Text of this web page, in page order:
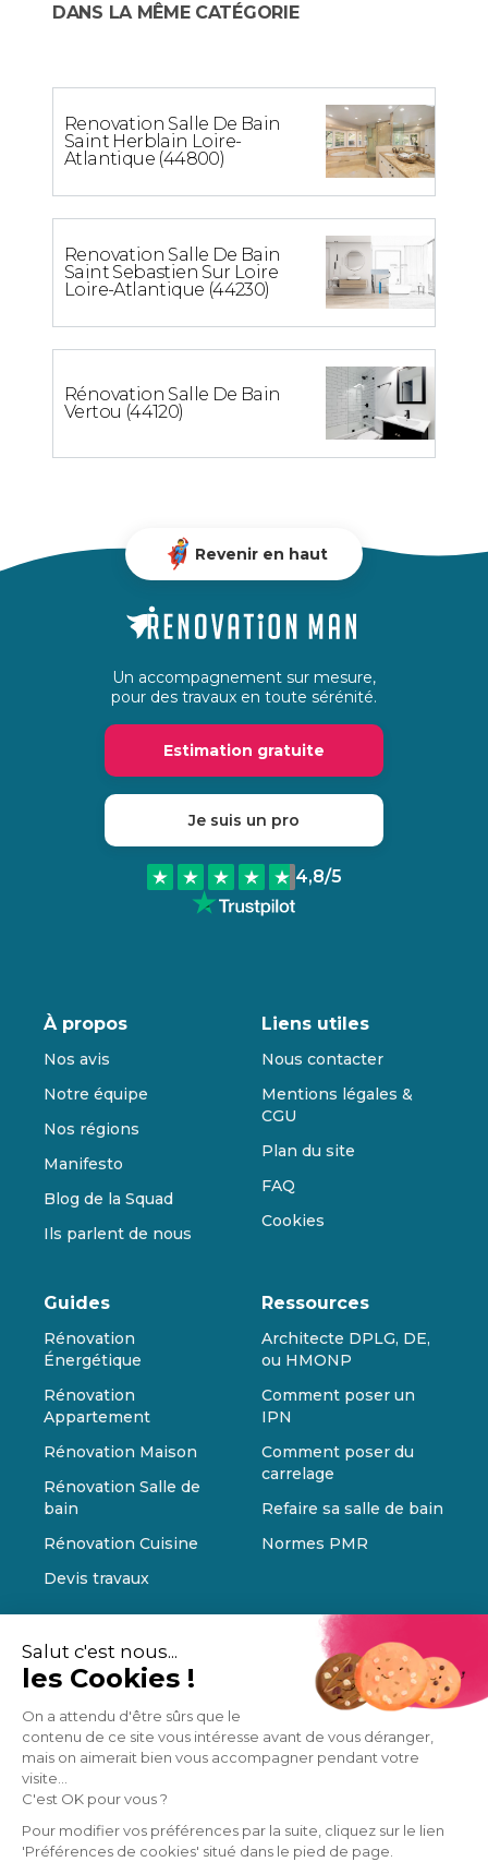
Salut c'est nous...
les Cookies !
On a attendu d'être sûrs que le
contenu de ce site vous intéresse avant de vous déranger,
mais on aimerait bien vous accompagner pendant votre
visite...
C'est OK pour vous ?
Pour modifier vos préférences par la suite, cliquez sur le lien
'Préférences de cookies' situé dans le pied de page.
DANS LA MÊME CATÉGORIE
Renovation Salle De Bain
Saint Herblain Loire-
Atlantique (44800)
Renovation Salle De Bain
Saint Sebastien Sur Loire
Loire-Atlantique (44230)
Rénovation Salle De Bain
Vertou (44120)
Revenir en haut
Un accompagnement sur mesure,
pour des travaux en toute sérénité.
Estimation gratuite
Je suis un pro
4,8/5
À propos
Nos avis
Notre équipe
Nos régions
Manifesto
Blog de la Squad
Ils parlent de nous
Liens utiles
Nous contacter
Mentions légales &
CGU
Plan du site
FAQ
Cookies
Guides
Rénovation
Énergétique
Rénovation
Appartement
Rénovation Maison
Rénovation Salle de
bain
Rénovation Cuisine
Devis travaux
Ressources
Architecte DPLG, DE,
ou HMONP
Comment poser un
IPN
Comment poser du
carrelage
Refaire sa salle de bain
Normes PMR